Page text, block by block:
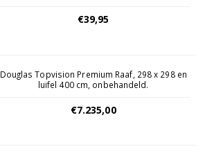
€39,95
Douglas Topvision Premium Raaf, 298 x 298 en
luifel 400 cm, onbehandeld.
€7.235,00